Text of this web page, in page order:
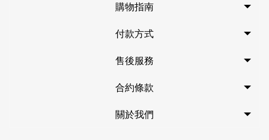
購物指南
付款方式
售後服務
合約條款
關於我們